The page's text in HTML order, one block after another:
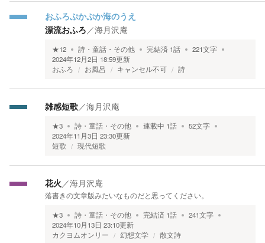
おふろぷかぷか海のうえ
漂流おふろ／海月沢庵
★12 詩・童話・その他 完結済 1話 221文字
2024年12月2日 18:59更新
おふろ
お風呂 キャンセル不可 詩
雑感短歌／海月沢庵
★3 詩・童話・その他 連載中 1話 52文字
2024年11月3日 23:30更新
短歌
現代短歌
花火／海月沢庵
落書きの文章版みたいなものだと思ってください。
★3 詩・童話・その他 完結済 1話 241文字
2024年10月13日 23:10更新
カクヨムオンリー
幻想文学 散文詩